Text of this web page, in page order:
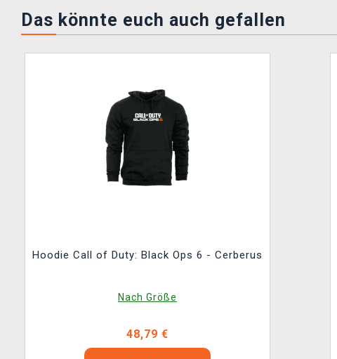
Das könnte euch auch gefallen
Hoodie Call of Duty: Black Ops 6 - Cerberus
Nach Größe
48,79 €